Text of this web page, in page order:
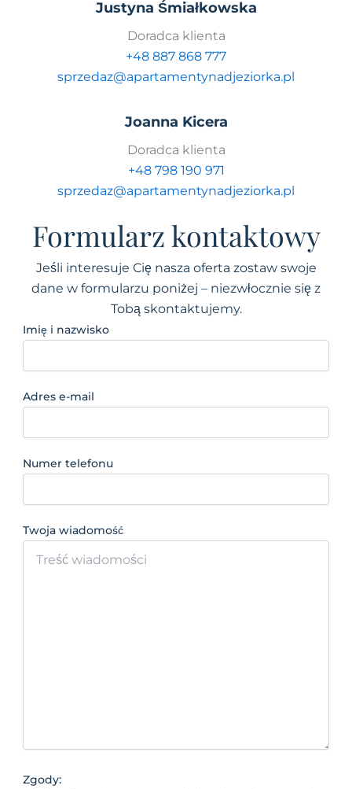
Justyna Śmiałkowska
Doradca klienta
+48 887 868 777
sprzedaz@apartamentynadjeziorka.pl
Joanna Kicera
Doradca klienta
+48 798 190 971
sprzedaz@apartamentynadjeziorka.pl
Formularz kontaktowy
Jeśli interesuje Cię nasza oferta zostaw swoje
dane w formularzu poniżej – niezwłocznie się z
Tobą skontaktujemy.
Imię i nazwisko
Adres e-mail
Numer telefonu
Twoja wiadomość
Zgody: